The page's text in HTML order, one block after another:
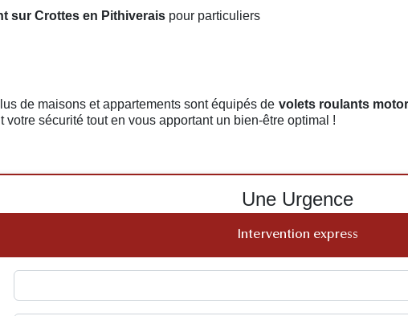
sur Crottes en Pithiverais pour particuliers
de maisons et appartements sont équipés de volets roulants
votre sécurité tout en vous apportant un bien-être optimal !
Une Urgence
Intervention express